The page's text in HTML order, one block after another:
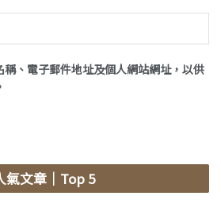
稱、電子郵件地址及個人網站網址，以供
氣文章｜Top 5